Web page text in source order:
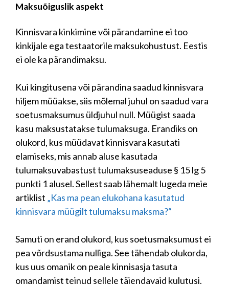
Maksuõiguslik aspekt
Kinnisvara kinkimine või pärandamine ei too
kinkijale ega testaatorile maksukohustust. Eestis
ei ole ka pärandimaksu.
Kui kingitusena või pärandina saadud kinnisvara
hiljem müüakse, siis mõlemal juhul on saadud vara
soetusmaksumus üldjuhul null. Müügist saada
kasu maksustatakse tulumaksuga. Erandiks on
olukord, kus müüdavat kinnisvara kasutati
elamiseks, mis annab aluse kasutada
tulumaksuvabastust tulumaksuseaduse § 15 lg 5
punkti 1 alusel. Sellest saab lähemalt lugeda meie
artiklist „Kas ma pean elukohana kasutatud
kinnisvara müügilt tulumaksu maksma?“
Samuti on erand olukord, kus soetusmaksumust ei
pea võrdsustama nulliga. See tähendab olukorda,
kus uus omanik on peale kinnisasja tasuta
omandamist teinud sellele täiendavaid kulutusi.